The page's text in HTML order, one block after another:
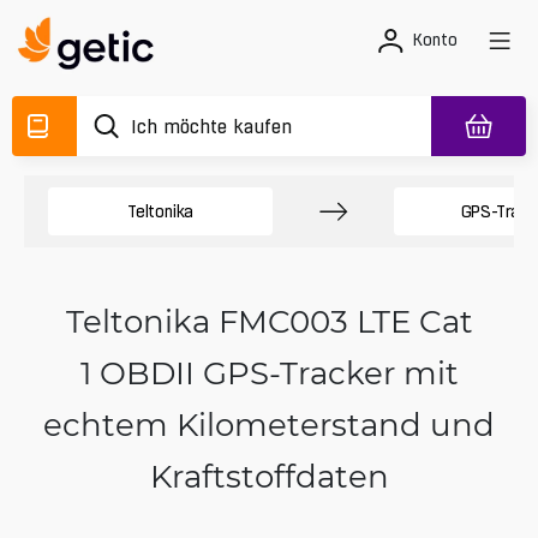
Konto
Teltonika GPS-
Teltonika FMC003 LTE Cat
1 OBDII GPS-Tracker mit
echtem Kilometerstand und
Kraftstoffdaten